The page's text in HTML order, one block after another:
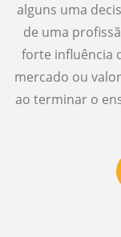
alguns uma
de uma
forte influência
mercado ou
ao terminar o